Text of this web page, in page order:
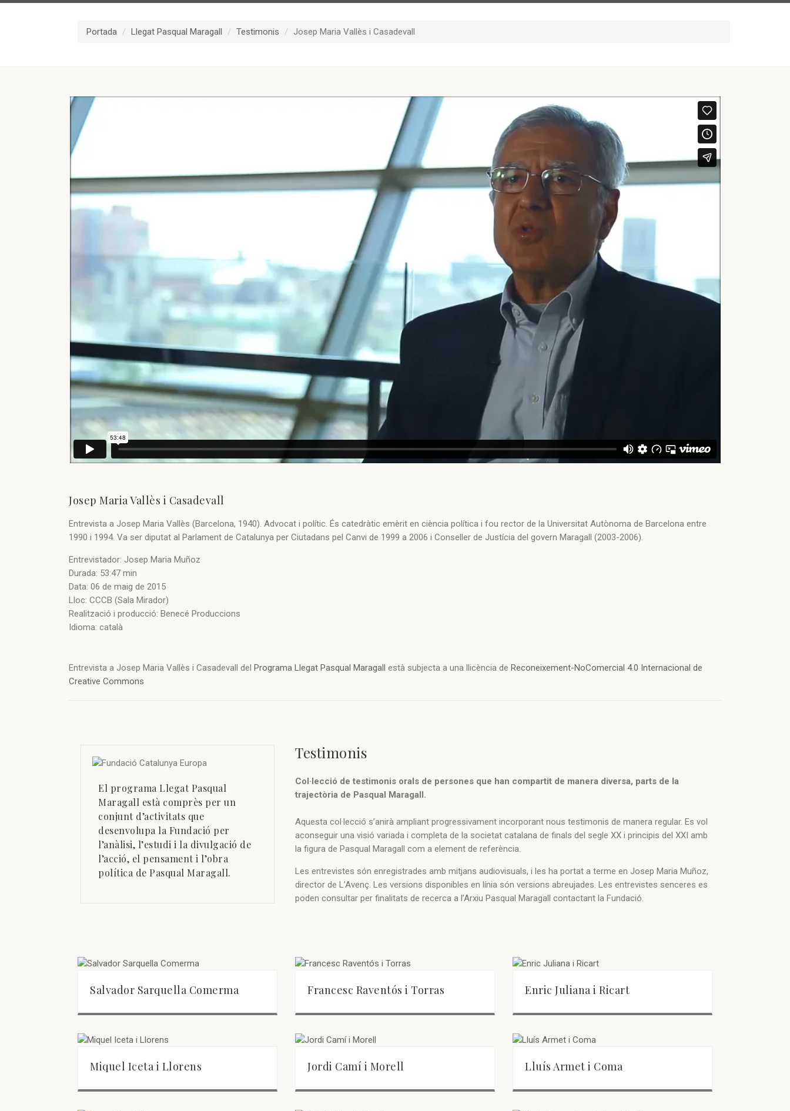
Portada Llegat Pasqual Maragall Testimonis Josep Maria Vallès i Casadevall
Josep Maria Vallès i Casadevall
Entrevista a Josep Maria Vallès (Barcelona, 1940). Advocat i polític. És catedràtic emèrit en ciència política i fou rector de la Universitat Autònoma de Barcelona entre
1990 i 1994. Va ser diputat al Parlament de Catalunya per Ciutadans pel Canvi de 1999 a 2006 i Conseller de Justícia del govern Maragall (2003-2006).
Entrevistador: Josep Maria Muñoz
Durada: 53:47 min
Data: 06 de maig de 2015
Lloc: CCCB (Sala Mirador)
Realització i producció: Benecé Produccions
Idioma: català
Entrevista a Josep Maria Vallès i Casadevall del Programa Llegat Pasqual Maragall està subjecta a una llicència de Reconeixement-NoComercial 4.0 Internacional de
Creative Commons
El programa Llegat Pasqual
Maragall està comprès per un
conjunt d’activitats que
desenvolupa la Fundació per
l’anàlisi, l’estudi i la divulgació de
l’acció, el pensament i l’obra
política de Pasqual Maragall.
Testimonis
Col·lecció de testimonis orals de persones que han compartit de manera diversa, parts de la
trajectòria de Pasqual Maragall.
Aquesta col·lecció s’anirà ampliant progressivament incorporant nous testimonis de manera regular. Es vol
aconseguir una visió variada i completa de la societat catalana de finals del segle XX i principis del XXI amb
la figura de Pasqual Maragall com a element de referència.
Les entrevistes són enregistrades amb mitjans audiovisuals, i les ha portat a terme en Josep Maria Muñoz,
director de L’Avenç. Les versions disponibles en línia són versions abreujades. Les entrevistes senceres es
poden consultar per finalitats de recerca a l’Arxiu Pasqual Maragall contactant la Fundació.
Salvador Sarquella Comerma Francesc Raventós i Torras Enric Juliana i Ricart
Miquel Iceta i Llorens Jordi Camí i Morell Lluís Armet i Coma